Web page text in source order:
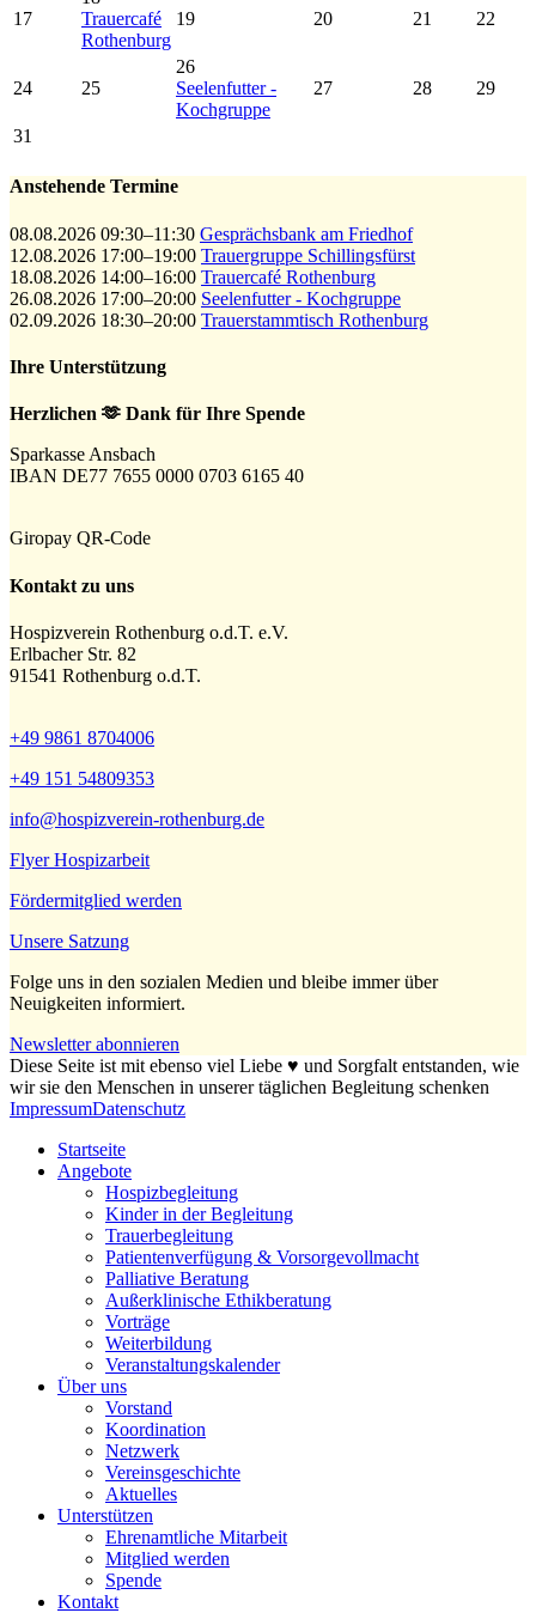
17
Trauercafé
Rothenburg
19 20 21 22
24 25
26
Seelenfutter -
Kochgruppe
27 28 29
31
Anstehende Termine
08.08.2026 09:30–11:30 Gesprächsbank am Friedhof
12.08.2026 17:00–19:00 Trauergruppe Schillingsfürst
18.08.2026 14:00–16:00 Trauercafé Rothenburg
26.08.2026 17:00–20:00 Seelenfutter - Kochgruppe
02.09.2026 18:30–20:00 Trauerstammtisch Rothenburg
Ihre Unterstützung
Herzlichen 🫶 Dank für Ihre Spende
Sparkasse Ansbach
IBAN DE77 7655 0000 0703 6165 40
Giropay QR-Code
Kontakt zu uns
Hospizverein Rothenburg o.d.T. e.V.
Erlbacher Str. 82
91541 Rothenburg o.d.T.
+49 9861 8704006
+49 151 54809353
info@hospizverein-rothenburg.de
Flyer Hospizarbeit
Fördermitglied werden
Unsere Satzung
Folge uns in den sozialen Medien und bleibe immer über
Neuigkeiten informiert.
Newsletter abonnieren
Diese Seite ist mit ebenso viel Liebe ♥️ und Sorgfalt entstanden, wie
wir sie den Menschen in unserer täglichen Begleitung schenken
ImpressumDatenschutz
Startseite
Angebote
Hospizbegleitung
Kinder in der Begleitung
Trauerbegleitung
Patientenverfügung & Vorsorgevollmacht
Palliative Beratung
Außerklinische Ethikberatung
Vorträge
Weiterbildung
Veranstaltungskalender
Über uns
Vorstand
Koordination
Netzwerk
Vereinsgeschichte
Aktuelles
Unterstützen
Ehrenamtliche Mitarbeit
Mitglied werden
Spende
Kontakt